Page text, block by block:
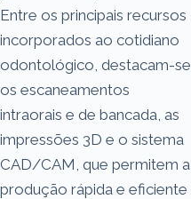
Entre os principais recursos
incorporados ao cotidiano
odontológico, destacam-se
os escaneamentos
intraorais e de bancada, as
impressões 3D e o sistema
CAD/CAM, que permitem a
produção rápida e eficiente